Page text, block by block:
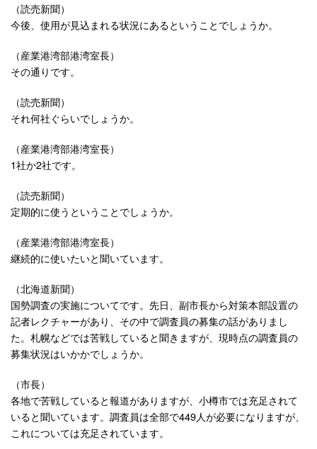
（読売新聞）
今後、使用が見込まれる状況にあるということでしょうか。
（産業港湾部港湾室長）
その通りです。
（読売新聞）
それ何社ぐらいでしょうか。
（産業港湾部港湾室長）
1社か2社です。
（読売新聞）
定期的に使うということでしょうか。
（産業港湾部港湾室長）
継続的に使いたいと聞いています。
（北海道新聞）
国勢調査の実施についてです。先日、副市長から対策本部設置の
記者レクチャーがあり、その中で調査員の募集の話がありまし
た。札幌などでは苦戦していると聞きますが、現時点の調査員の
募集状況はいかかでしょうか。
（市長）
各地で苦戦していると報道がありますが、小樽市では充足されて
いると聞いています。調査員は全部で449人が必要になりますが、
これについては充足されています。